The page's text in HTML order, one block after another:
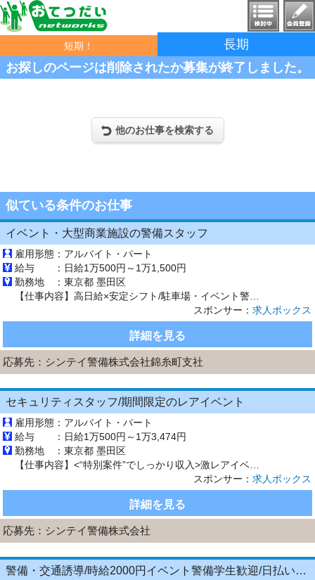
短期！
長期
お探しのページは削除されたか募集が終了しました。
他のお仕事を検索する
似ている条件のお仕事
イベント・大型商業施設の警備スタッフ
雇用形態： アルバイト・パート
給与 ： 日給1万500円～1万1,500円
勤務地 ： 東京都 墨田区
スポンサー： 求人ボックス
詳細を見る
応募先： シンテイ警備株式会社錦糸町支社
セキュリティスタッフ/期間限定のレアイベント
雇用形態： アルバイト・パート
給与 ： 日給1万500円～1万3,474円
勤務地 ： 東京都 墨田区
スポンサー： 求人ボックス
詳細を見る
応募先： シンテイ警備株式会社
警備・交通誘導/時給2000円イベント警備学生歓迎/日払いOK/週0からWEB面接